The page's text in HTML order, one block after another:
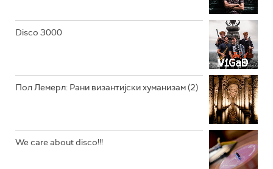
Disco 3000
Пол Лемерл: Рани византијски хуманизам (2)
We care about disco!!!